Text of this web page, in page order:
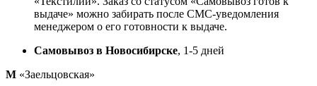
выдаче» можно забирать после СМС-уведомления
менеджером о его готовности к выдаче.
Самовывоз в Новосибирске, 1-5 дней
М «Заельцовская»